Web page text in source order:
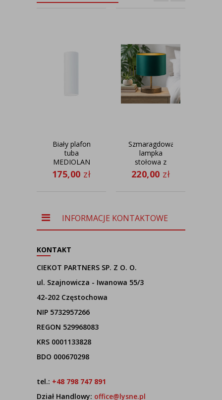
Biały plafon
tuba
MEDIOLAN
175,00 zł
Szmaragdowa
lampka
stołowa z
materiałowym
abażurem
stylu
220,00 zł
INFORMACJE KONTAKTOWE
KONTAKT
CIEKOT PARTNERS SP. Z O. O.
ul. Szajnowicza - Iwanowa 55/3
42-202 Częstochowa
NIP 5732957266
REGON 529968083
KRS 0001133828
BDO 000670298
tel.: +48 798 747 891
Dział Handlowy: office@lysne.pl